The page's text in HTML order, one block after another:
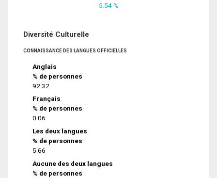
5.54 %
Diversité Culturelle
CONNAISSANCE DES LANGUES OFFICIELLES
Anglais
% de personnes
92.32
Français
% de personnes
0.06
Les deux langues
% de personnes
5.66
Aucune des deux langues
% de personnes